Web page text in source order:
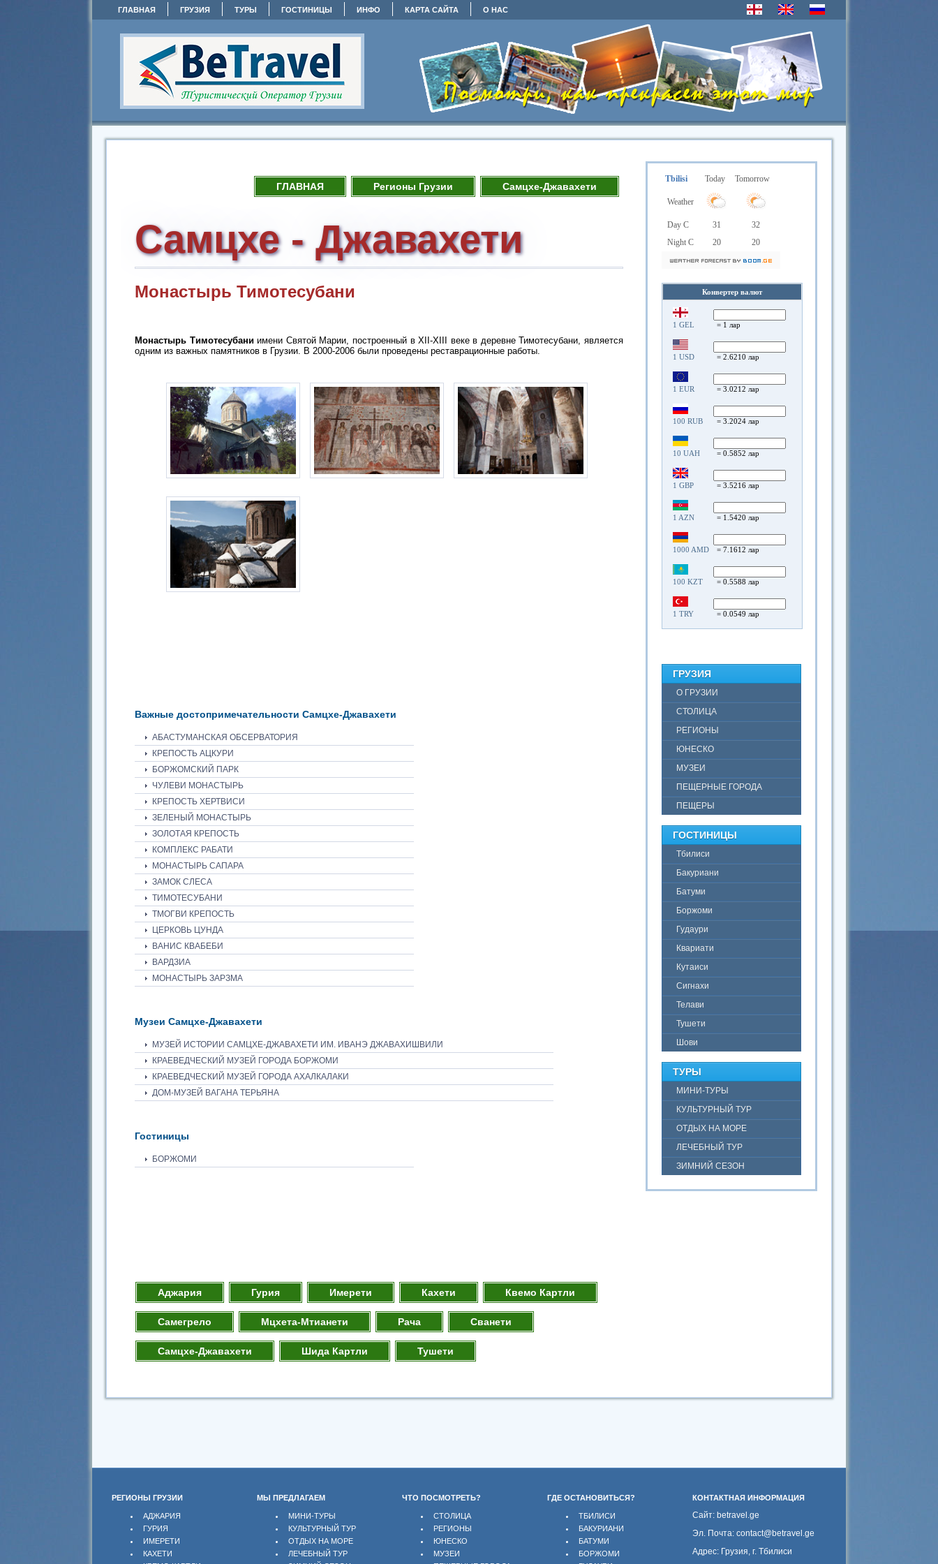
ГЛАВНАЯ ГРУЗИЯ ТУРЫ ГОСТИНИЦЫ ИНФО КАРТА САЙТА О НАС
Tbilisi Today Tomorrow
Weather
Day C 31
32
Night C
20 20
Конвертер валют
1 GEL = 1 лар
1 USD = 2.6210 лар
1 EUR = 3.0212 лар
100 RUB = 3.2024 лар
10 UAH = 0.5852 лар
1 GBP = 3.5216 лар
1 AZN = 1.5420 лар
1000 AMD = 7.1612 лар
100 KZT = 0.5588 лар
1 TRY = 0.0549 лар
ГРУЗИЯ
О ГРУЗИИ
СТОЛИЦА
РЕГИОНЫ
ЮНЕСКО
МУЗЕИ
ПЕЩЕРНЫЕ ГОРОДА
ПЕЩЕРЫ
ГОСТИНИЦЫ
Тбилиси
Бакуриани
Батуми
Боржоми
Гудаури
Квариати
Кутаиси
Сигнахи
Телави
Тушети
Шови
ТУРЫ
МИНИ-ТУРЫ
КУЛЬТУРНЫЙ ТУР
ОТДЫХ НА МОРЕ
ЛЕЧЕБНЫЙ ТУР
ЗИМНИЙ СЕЗОН
ГЛАВНАЯ Регионы Грузии Самцхе-Джавахети
Самцхе - Джавахети
Монастырь Тимотесубани
Монастырь Тимотесубаниимени Святой Марии, построенный в XII-XIII веке в деревне Тимотесубани, является
одним из важных памятников в Грузии. В 2000-2006 были проведены реставрационные работы.
Важные достопримечательности Самцхе-Джавахети
АБАСТУМАНСКАЯ ОБСЕРВАТОРИЯ
КРЕПОСТЬ АЦКУРИ
БОРЖОМСКИЙ ПАРК
ЧУЛЕВИ МОНАСТЫРЬ
КРЕПОСТЬ ХЕРТВИСИ
ЗЕЛЕНЫЙ МОНАСТЫРЬ
ЗОЛОТАЯ КРЕПОСТЬ
КОМПЛЕКС РАБАТИ
МОНАСТЫРЬ САПАРА
ЗАМОК СЛЕСА
ТИМОТЕСУБАНИ
ТМОГВИ КРЕПОСТЬ
ЦЕРКОВЬ ЦУНДА
ВАНИС КВАБЕБИ
ВАРДЗИА
МОНАСТЫРЬ ЗАРЗМА
Музеи Самцхе-Джавахети
МУЗЕЙ ИСТОРИИ САМЦХЕ-ДЖАВАХЕТИ ИМ. ИВАНЭ ДЖАВАХИШВИЛИ
КРАЕВЕДЧЕСКИЙ МУЗЕЙ ГОРОДА БОРЖОМИ
КРАЕВЕДЧЕСКИЙ МУЗЕЙ ГОРОДА АХАЛКАЛАКИ
ДОМ-МУЗЕЙ ВАГАНА ТЕРЬЯНА
Гостиницы
БОРЖОМИ
Аджария Гурия Имерети Кахети Квемо Картли
Самегрело Мцхета-Мтианети Рача Сванети
Самцхе-Джавахети Шида Картли Тушети
РЕГИОНЫ ГРУЗИИ МЫ ПРЕДЛАГАЕМ ЧТО ПОСМОТРЕТЬ? ГДЕ ОСТАНОВИТЬСЯ? КОНТАКТНАЯ ИНФОРМАЦИЯ
АДЖАРИЯ
ГУРИЯ
ИМЕРЕТИ
КАХЕТИ
МИНИ-ТУРЫ
КУЛЬТУРНЫЙ ТУР
ОТДЫХ НА МОРЕ
ЛЕЧЕБНЫЙ ТУР
СТОЛИЦА
РЕГИОНЫ
ЮНЕСКО
МУЗЕИ
ТБИЛИСИ
БАКУРИАНИ
БАТУМИ
БОРЖОМИ
Сайт: betravel.ge
Эл. Почта: contact@betravel.ge
Адрес: Грузия, г. Тбилиси